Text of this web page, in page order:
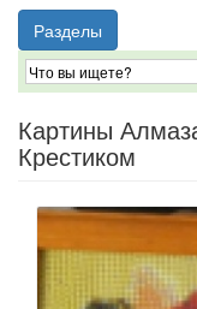
Разделы
Картины
Крестиком